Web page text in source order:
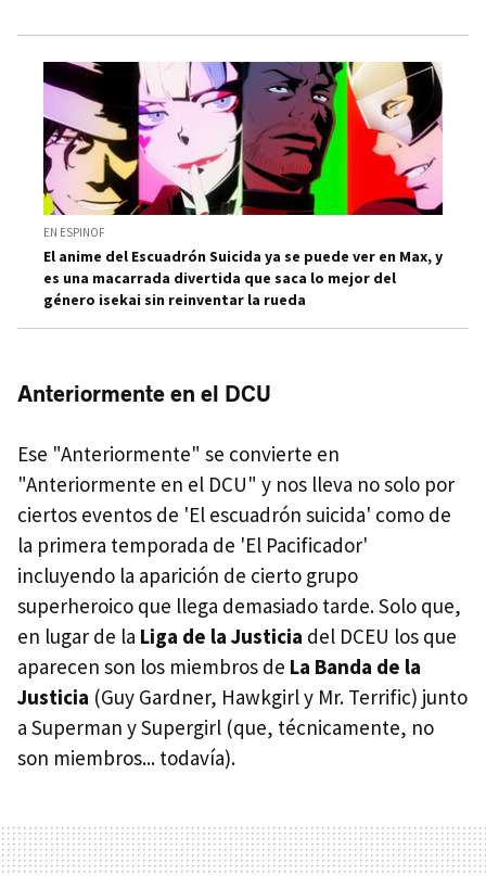
EN ESPINOF
El anime del Escuadrón Suicida ya se puede ver en Max, y
es una macarrada divertida que saca lo mejor del
género isekai sin reinventar la rueda
Anteriormente en el DCU
Ese "Anteriormente" se convierte en
"Anteriormente en el DCU" y nos lleva no solo por
ciertos eventos de 'El escuadrón suicida' como de
la primera temporada de 'El Pacificador'
incluyendo la aparición de cierto grupo
superheroico que llega demasiado tarde. Solo que,
en lugar de la Liga de la Justicia del DCEU los que
aparecen son los miembros de La Banda de la
Justicia (Guy Gardner, Hawkgirl y Mr. Terrific) junto
a Superman y Supergirl (que, técnicamente, no
son miembros... todavía).